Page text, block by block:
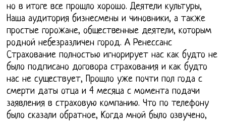
но в итоге все прошло хорошо. Деятели культуры,
Наша аудитория бизнесмены и чиновники, а также
простые горожане, общественные деятели, которым
родной небезразличен город. А Ренессанс
Страхование полностью игнорирует нас как будто не
было подписано договора страхования и как будто
нас не существует, Прошло уже почти пол года с
смерти даты отца и 4 месяца с момента подачи
заявления в страховую компанию. Что по телефону
было сказали обратное, Когда мной было озвучено,